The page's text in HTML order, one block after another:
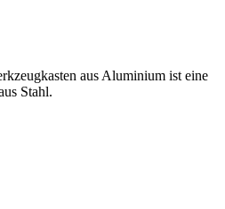
aus Aluminium ist eine
Stahl.